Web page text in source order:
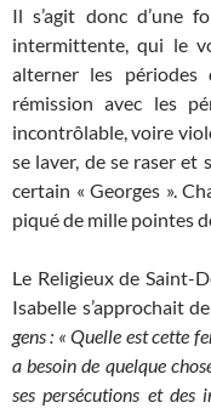
Il s’agit donc d’une
intermittente, qui le
alterner les périodes
rémission avec les
incontrôlable, voire
se laver, de se raser et
certain « Georges ».
piqué de mille pointes
Le Religieux de Saint-
Isabelle s’approchait
gens : « Quelle est cette
a besoin de quelque
ses persécutions et des